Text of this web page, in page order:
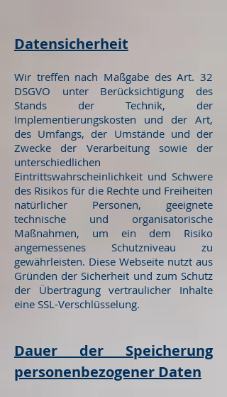
Datensicherheit
Wir treffen nach Maßgabe des Art. 32
DSGVO unter Berücksichtigung des
Stands der Technik, der
Implementierungskosten und der Art,
des Umfangs, der Umstände und der
Zwecke der Verarbeitung sowie der
unterschiedlichen
Eintrittswahrscheinlichkeit und Schwere
des Risikos für die Rechte und Freiheiten
natürlicher Personen, geeignete
technische und organisatorische
Maßnahmen, um ein dem Risiko
angemessenes Schutzniveau zu
gewährleisten. Diese Webseite nutzt aus
Gründen der Sicherheit und zum Schutz
der Übertragung vertraulicher Inhalte
eine SSL-Verschlüsselung.
Dauer der Speicherung
personenbezogener Daten